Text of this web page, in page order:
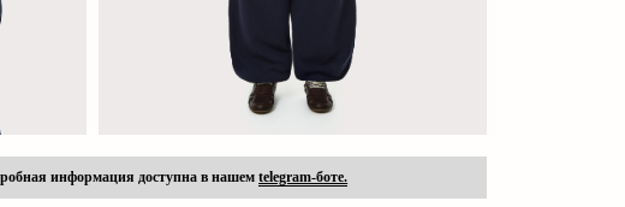
информация доступна в нашемtelegram-боте.